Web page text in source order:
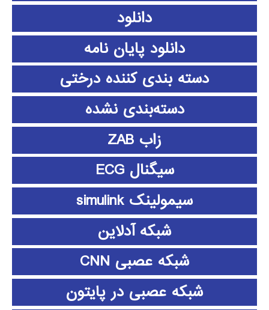
دانلود
دانلود پايان نامه
دسته بندی کننده درختی
دسته‌بندی نشده
زاب ZAB
سیگنال ECG
سیمولینک simulink
شبکه آدلاین
شبکه عصبی CNN
شبکه عصبی در پایتون